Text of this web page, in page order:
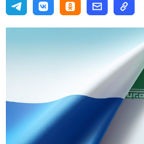
Телефон редакции:+7 495 727-
Электронные почты редакции:
info@business-magazine.online
Отдел рекламы
reklama@business-
Отдел распространения/
podpiska@business-